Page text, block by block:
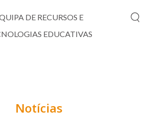
DE RECURSOS E
EDUCATIVAS
Notícias